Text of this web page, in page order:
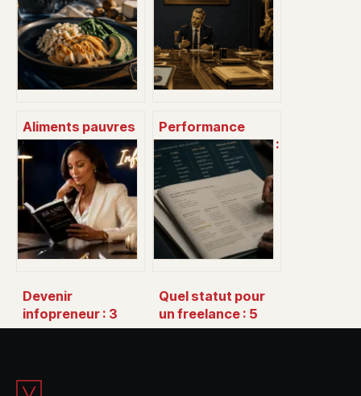
Aliments pauvres
en glucides : la
règle des 10g pour
100g pour
stabiliser votre
métabolisme
Performance
organisationnelle :
4 leviers pour
transformer votre
efficacité en
résultats
Devenir
infopreneur : 3
formats
son expertise
Quel statut pour
un freelance : 5
options pour